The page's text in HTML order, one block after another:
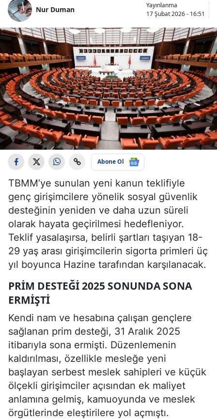
Nur Duman
Yayınlanma
17 Şubat 2026 - 16:51
Abone Ol
TBMM’ye sunulan yeni kanun teklifiyle
genç girişimcilere yönelik sosyal güvenlik
desteğinin yeniden ve daha uzun süreli
olarak hayata geçirilmesi hedefleniyor.
Teklif yasalaşırsa, belirli şartları taşıyan 18-
29 yaş arası girişimcilerin sigorta primleri üç
yıl boyunca Hazine tarafından karşılanacak.
PRIM DESTEĞI 2025 SONUNDA SONA
ERMIŞTI
Kendi nam ve hesabına çalışan gençlere
sağlanan prim desteği, 31 Aralık 2025
itibarıyla sona ermişti. Düzenlemenin
kaldırılması, özellikle mesleğe yeni
başlayan serbest meslek sahipleri ve küçük
ölçekli girişimciler açısından ek maliyet
anlamına gelmiş, kamuoyunda ve meslek
örgütlerinde eleştirilere yol açmıştı.